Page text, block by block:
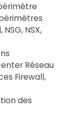
NSX,
Réseau
Firewall,
des